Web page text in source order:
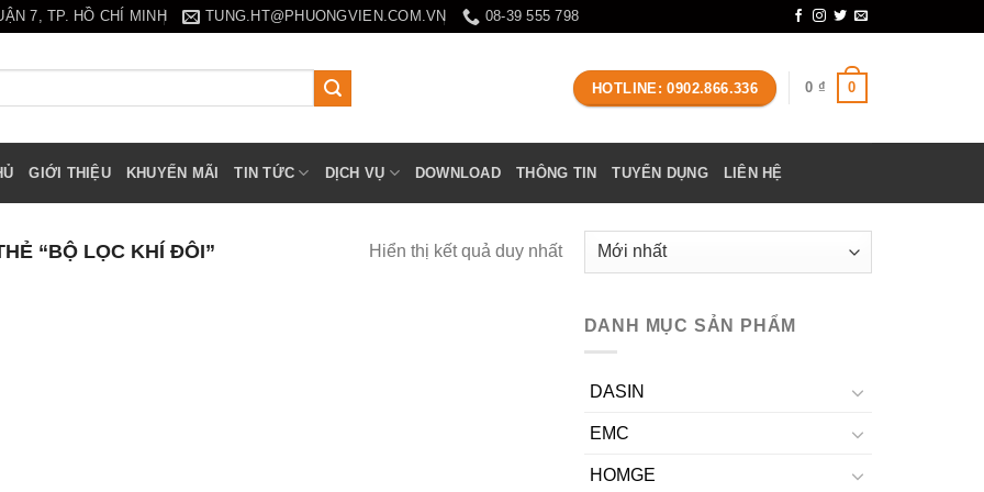
7, TP. HỒ CHÍ MINH TUNG.HT@PHUONGVIEN.COM.VN 08-39 555 798
HOTLINE: 0902.866.336 0 ₫ 0
GIỚI THIỆU KHUYẾN MÃI TIN TỨC DỊCH VỤ DOWNLOAD THÔNG TIN TUYỂN DỤNG LIÊN HỆ
“BỘ LỌC KHÍ ĐÔI” Hiển thị kết quả duy nhất
DANH MỤC SẢN PHẨM
DASIN
EMC
HOMGE